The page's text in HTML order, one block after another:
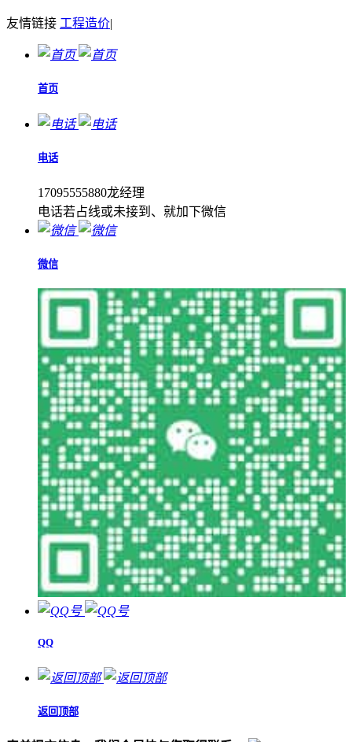
友情链接 工程造价|
首页
电话
17095555880龙经理
电话若占线或未接到、就加下微信
微信
QQ
返回顶部